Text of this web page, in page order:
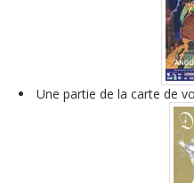
Une partie de la carte de